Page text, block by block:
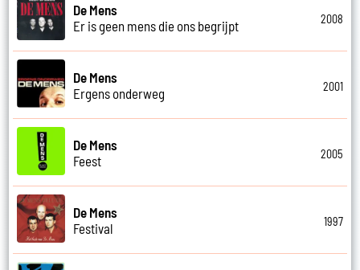
De Mens
Er is geen mens die ons begrijpt
2008
De Mens
Ergens onderweg
2001
De Mens
Feest
2005
De Mens
Festival
1997